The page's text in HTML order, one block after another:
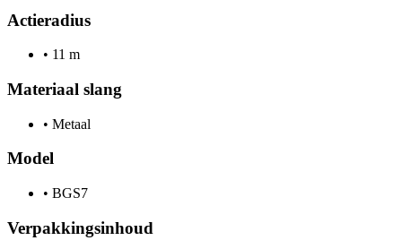
Actieradius
• 11 m
Materiaal slang
• Metaal
Model
• BGS7
Verpakkingsinhoud